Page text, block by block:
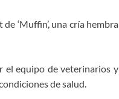
‘Muffin’, una cría hembra
el equipo de veterinarios y
de salud.